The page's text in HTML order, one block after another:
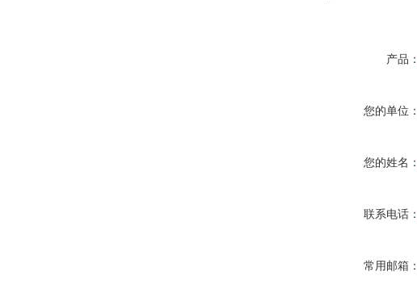
产品：
您的单位：
您的姓名：
联系电话：
常用邮箱：